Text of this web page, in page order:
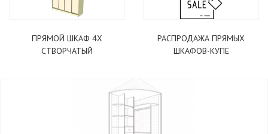
ПРЯМОЙ ШКАФ 4Х
СТВОРЧАТЫЙ
РАСПРОДАЖА ПРЯМЫХ
ШКАФОВ-КУПЕ